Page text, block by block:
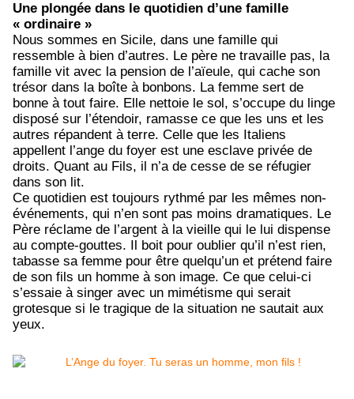
Une plongée dans le quotidien d’une famille
« ordinaire »
Nous sommes en Sicile, dans une famille qui
ressemble à bien d’autres. Le père ne travaille pas, la
famille vit avec la pension de l’aïeule, qui cache son
trésor dans la boîte à bonbons. La femme sert de
bonne à tout faire. Elle nettoie le sol, s’occupe du linge
disposé sur l’étendoir, ramasse ce que les uns et les
autres répandent à terre. Celle que les Italiens
appellent l’ange du foyer est une esclave privée de
droits. Quant au Fils, il n’a de cesse de se réfugier
dans son lit.
Ce quotidien est toujours rythmé par les mêmes non-
événements, qui n’en sont pas moins dramatiques. Le
Père réclame de l’argent à la vieille qui le lui dispense
au compte-gouttes. Il boit pour oublier qu’il n’est rien,
tabasse sa femme pour être quelqu’un et prétend faire
de son fils un homme à son image. Ce que celui-ci
s’essaie à singer avec un mimétisme qui serait
grotesque si le tragique de la situation ne sautait aux
yeux.